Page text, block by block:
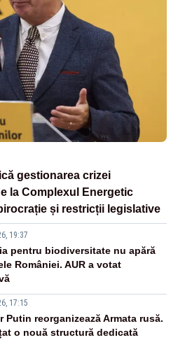
gestionarea crizei
la Complexul Energetic
și restricții legislative
19:37
pentru biodiversitate nu apără
României. AUR a votat
17:15
Putin reorganizează Armata rusă.
o nouă structură dedicată